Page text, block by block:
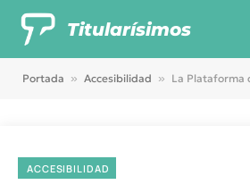
Titularísimos
Portada » Accesibilidad » La Plataforma del Tercer Sector
ACCESIBILIDAD